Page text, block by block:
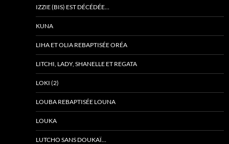
IZZIE (BIS) EST DÉCÉDÉE…
KUNA
LIHA ET OLIA REBAPTISÉE ORÉA
LITCHI, LADY, SHANELLE ET REGATA
LOKI (2)
LOUBA REBAPTISÉE LOUNA
LOUKA
LUTCHO SANS DOUKAÏ…